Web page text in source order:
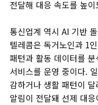
전달해 대응 속도를 높
통신업계 역시 AI 기반
텔레콤은 독거노인과 1
패턴과 활동 데이터를
서비스를 운영 중이다.
감하거나 생활 패턴이
알림이 전달돼 선제 대